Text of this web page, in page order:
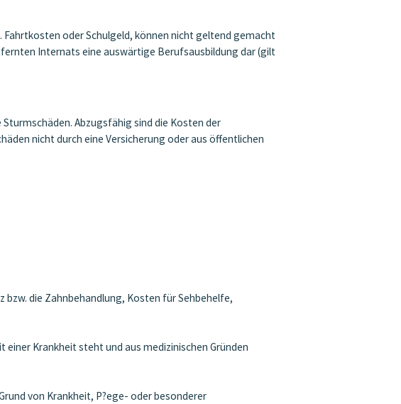
oder Schulgeld, können nicht geltend gemacht
Internats eine auswärtige Berufsausbildung dar (gilt
Abzugsfähig sind die Kosten der
nicht durch eine Versicherung oder aus öffentlichen
die Zahnbehandlung, Kosten für Sehbehelfe,
Krankheit steht und aus medizinischen Gründen
von Krankheit, P?ege- oder besonderer